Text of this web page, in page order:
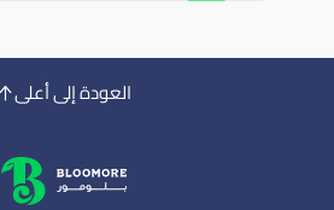
العودة إلى أعلى